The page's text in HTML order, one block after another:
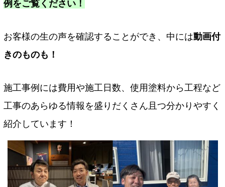
例をご覧ください！
お客様の生の声を確認することができ、中には動画付
きのものも！
施工事例には費用や施工日数、使用塗料から工程など
工事のあらゆる情報を盛りだくさん且つ分かりやすく
紹介しています！